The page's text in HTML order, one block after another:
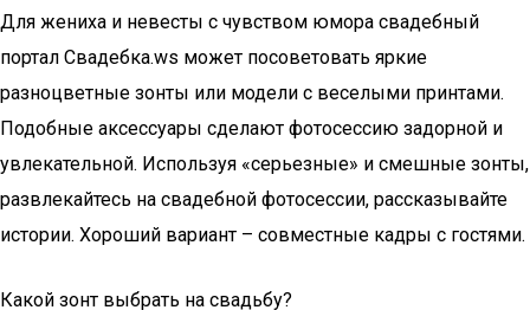
Для жениха и невесты с чувством юмора свадебный
портал Свадебка.ws может посоветовать яркие
разноцветные зонты или модели с веселыми принтами.
Подобные аксессуары сделают фотосессию задорной и
увлекательной. Используя «серьезные» и смешные зонты,
развлекайтесь на свадебной фотосессии, рассказывайте
истории. Хороший вариант – совместные кадры с гостями.
Какой зонт выбрать на свадьбу?